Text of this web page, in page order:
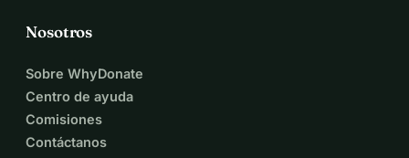
Nosotros
Sobre WhyDonate
Centro de ayuda
Comisiones
Contáctanos